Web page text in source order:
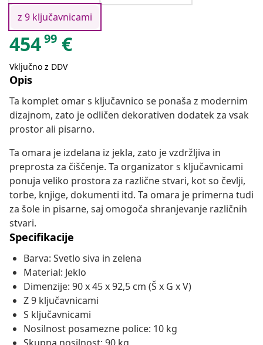
z 9 ključavnicami
45499 €
Vključno z DDV
Opis
Ta komplet omar s ključavnico se ponaša z modernim
dizajnom, zato je odličen dekorativen dodatek za vsak
prostor ali pisarno.
Ta omara je izdelana iz jekla, zato je vzdržljiva in
preprosta za čiščenje. Ta organizator s ključavnicami
ponuja veliko prostora za različne stvari, kot so čevlji,
torbe, knjige, dokumenti itd. Ta omara je primerna tudi
za šole in pisarne, saj omogoča shranjevanje različnih
stvari.
Specifikacije
Barva: Svetlo siva in zelena
Material: Jeklo
Dimenzije: 90 x 45 x 92,5 cm (Š x G x V)
Z 9 ključavnicami
S ključavnicami
Nosilnost posamezne police: 10 kg